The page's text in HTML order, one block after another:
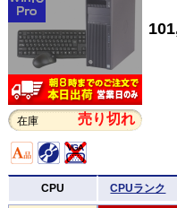
在庫 売り切れ
CPU CPUランク